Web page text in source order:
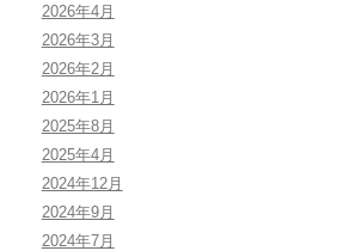
2026年4月
2026年3月
2026年2月
2026年1月
2025年8月
2025年4月
2024年12月
2024年9月
2024年7月